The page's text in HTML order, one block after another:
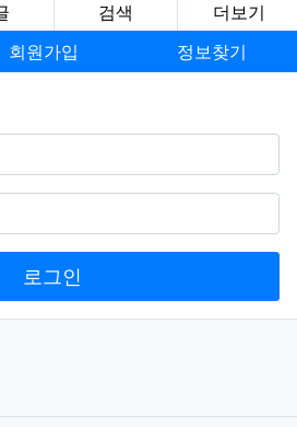
검색
더보기
회원가입 정보찾기
로그인